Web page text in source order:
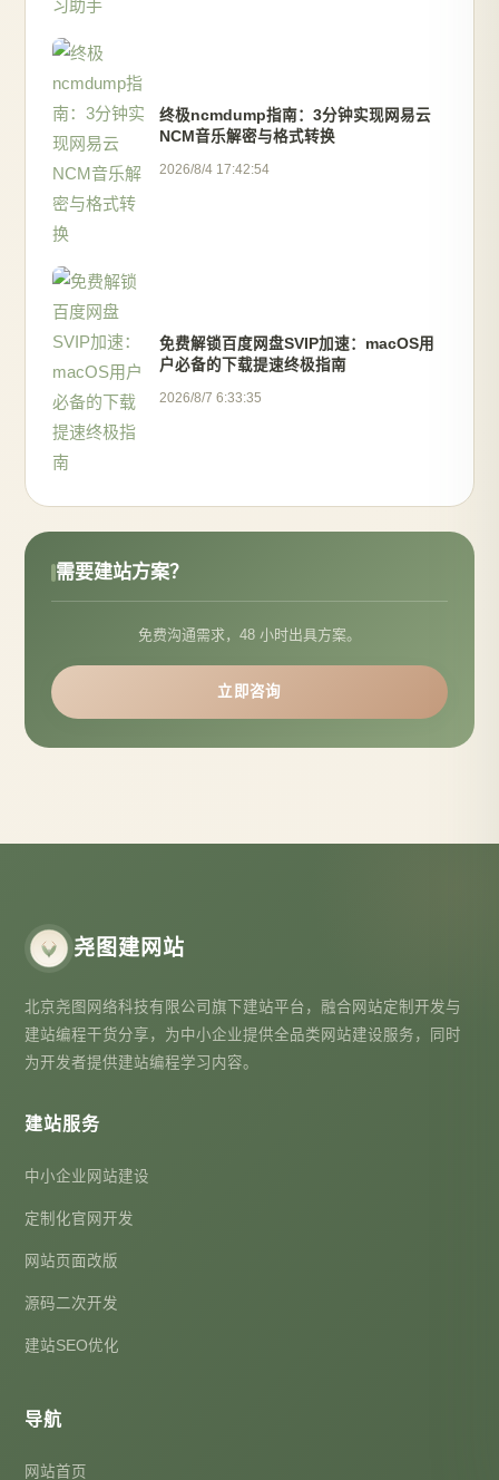
终极ncmdump指南：3分钟实现网易云
NCM音乐解密与格式转换
2026/8/4 17:42:54
免费解锁百度网盘SVIP加速：macOS用
户必备的下载提速终极指南
2026/8/7 6:33:35
需要建站方案？
免费沟通需求，48 小时出具方案。
立即咨询
尧图建网站
北京尧图网络科技有限公司旗下建站平台，融合网站定制开发与
建站编程干货分享，为中小企业提供全品类网站建设服务，同时
为开发者提供建站编程学习内容。
建站服务
中小企业网站建设
定制化官网开发
网站页面改版
源码二次开发
建站SEO优化
导航
网站首页